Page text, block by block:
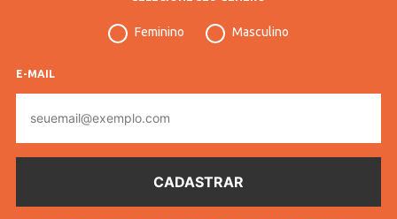
Feminino Masculino
E-MAIL
mail